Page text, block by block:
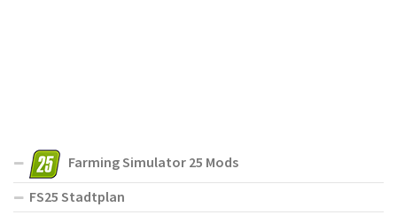
Farming Simulator 25 Mods
FS25 Stadtplan